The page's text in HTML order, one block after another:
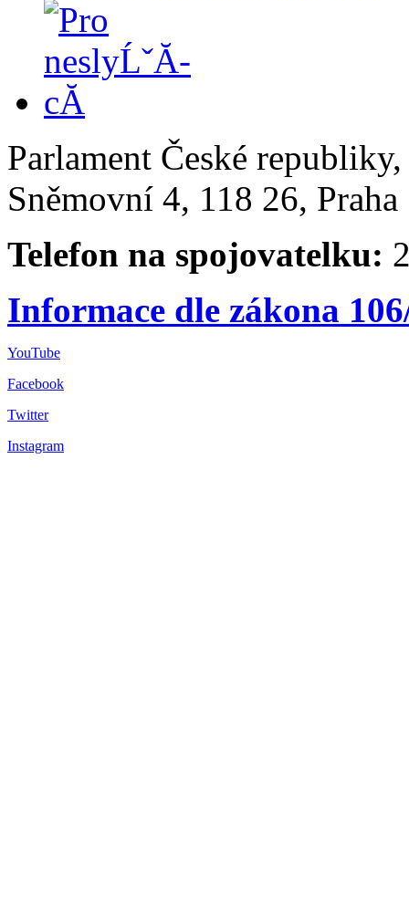
Parlament České
Sněmovní 4, 118 26,
Telefon na spojovatelku:
Informace dle zákona
YouTube
Facebook
Twitter
Instagram